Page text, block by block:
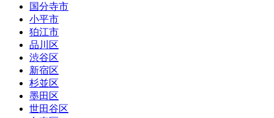
国分寺市
小平市
狛江市
品川区
渋谷区
新宿区
杉並区
墨田区
世田谷区